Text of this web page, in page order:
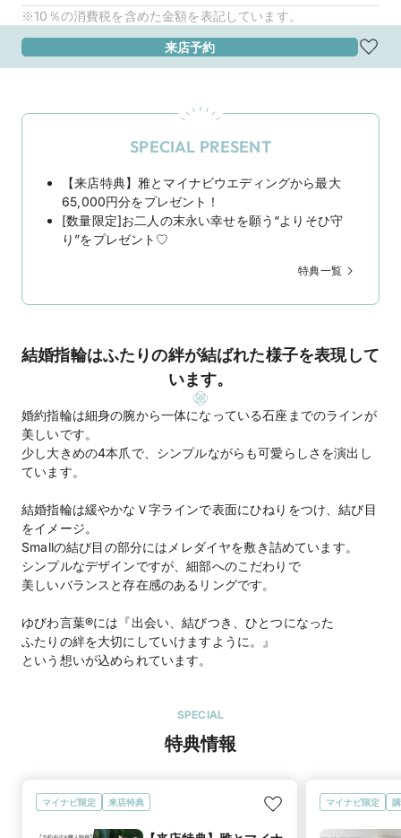
※10％の消費税を含めた金額を表記しています。
来店予約
SPECIAL PRESENT
【来店特典】雅とマイナビウエディングから最大
65,000円分をプレゼント！
[数量限定]お二人の末永い幸せを願う“よりそひ守
り”をプレゼント♡
特典一覧
結婚指輪はふたりの絆が結ばれた様子を表現して
います。
婚約指輪は細身の腕から一体になっている石座までのラインが
美しいです。
少し大きめの4本爪で、シンプルながらも可愛らしさを演出し
ています。
結婚指輪は緩やかなＶ字ラインで表面にひねりをつけ、結び目
をイメージ。
Smallの結び目の部分にはメレダイヤを敷き詰めています。
シンプルなデザインですが、細部へのこだわりで
美しいバランスと存在感のあるリングです。
ゆびわ言葉®には『出会い、結びつき、ひとつになった
ふたりの絆を大切にしていけますように。』
という想いが込められています。
SPECIAL
特典情報
マイナビ限定 来店特典 マイナビ限定